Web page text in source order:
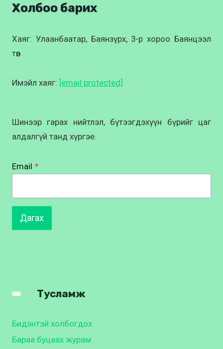
Холбоо барих
Хаяг: Улаанбаатар, Баянзүрх, 3-р хороо Баянцээл
төв
Имэйл хаяг: [email protected]
Шинээр гарах нийтлэл, бүтээгдэхүүн бүрийг цаг
алдалгүй танд хүргэе.
Email *
Дагах
Тусламж
Бидэнтэй холбогдох
Бараа буцаах журам